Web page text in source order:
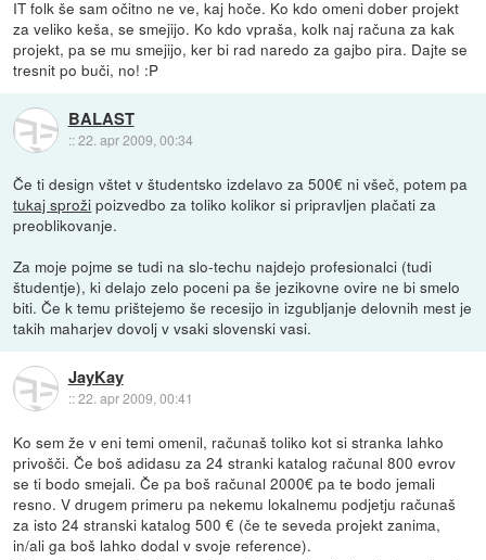
IT folk še sam očitno ne ve, kaj hoče. Ko kdo omeni dober projekt
za veliko keša, se smejijo. Ko kdo vpraša, kolk naj računa za kak
projekt, pa se mu smejijo, ker bi rad naredo za gajbo pira. Dajte se
tresnit po buči, no! :P
BALAST
::22. apr 2009, 00:34
Če ti design vštet v študentsko izdelavo za 500€ ni všeč, potem pa
tukaj sproži poizvedbo za toliko kolikor si pripravljen plačati za
preoblikovanje.
Za moje pojme se tudi na slo-techu najdejo profesionalci (tudi
študentje), ki delajo zelo poceni pa še jezikovne ovire ne bi smelo
biti. Če k temu prištejemo še recesijo in izgubljanje delovnih mest je
takih maharjev dovolj v vsaki slovenski vasi.
JayKay
::22. apr 2009, 00:41
Ko sem že v eni temi omenil, računaš toliko kot si stranka lahko
privošči. Če boš adidasu za 24 stranki katalog računal 800 evrov
se ti bodo smejali. Če pa boš računal 2000€ pa te bodo jemali
resno. V drugem primeru pa nekemu lokalnemu podjetju računaš
za isto 24 stranski katalog 500 € (če te seveda projekt zanima,
in/ali ga boš lahko dodal v svoje reference).